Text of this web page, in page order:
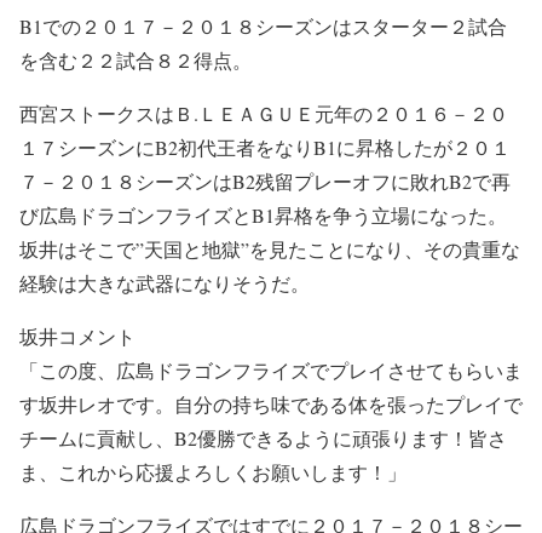
B1での２０１７－２０１８シーズンはスターター２試合
を含む２２試合８２得点。
西宮ストークスはＢ.ＬＥＡＧＵＥ元年の２０１６－２０
１７シーズンにB2初代王者をなりB1に昇格したが２０１
７－２０１８シーズンはB2残留プレーオフに敗れB2で再
び広島ドラゴンフライズとB1昇格を争う立場になった。
坂井はそこで”天国と地獄”を見たことになり、その貴重な
経験は大きな武器になりそうだ。
坂井コメント
「この度、広島ドラゴンフライズでプレイさせてもらいま
す坂井レオです。自分の持ち味である体を張ったプレイで
チームに貢献し、B2優勝できるように頑張ります！皆さ
ま、これから応援よろしくお願いします！」
広島ドラゴンフライズではすでに２０１７－２０１８シー